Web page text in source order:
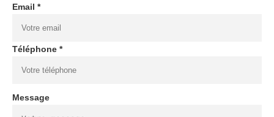
Email *
Téléphone *
Message